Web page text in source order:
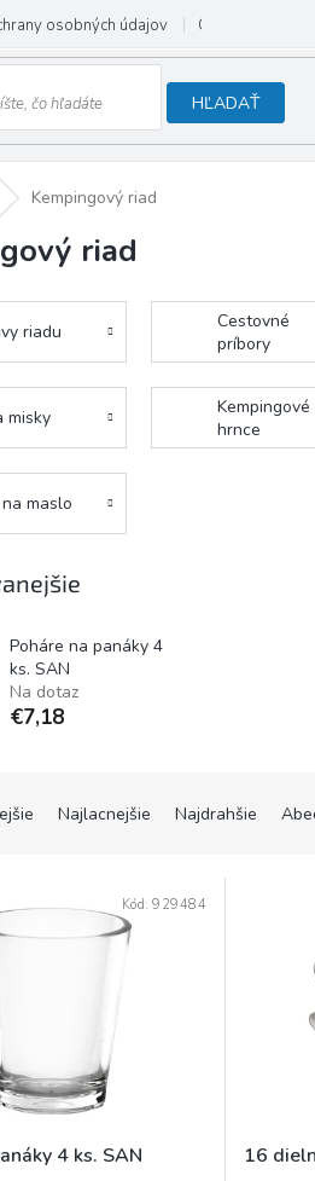
osobných údajov Odstúpenie od
HĽADAŤ
Kempingový riad
riad
riadu
Cestovné
príbory
misky
Kempingové
hrnce
maslo
Poháre na panáky 4
ks. SAN
Na dotaz
€7,18
Najlacnejšie Najdrahšie
4 ks. SAN
Kód:929484
16